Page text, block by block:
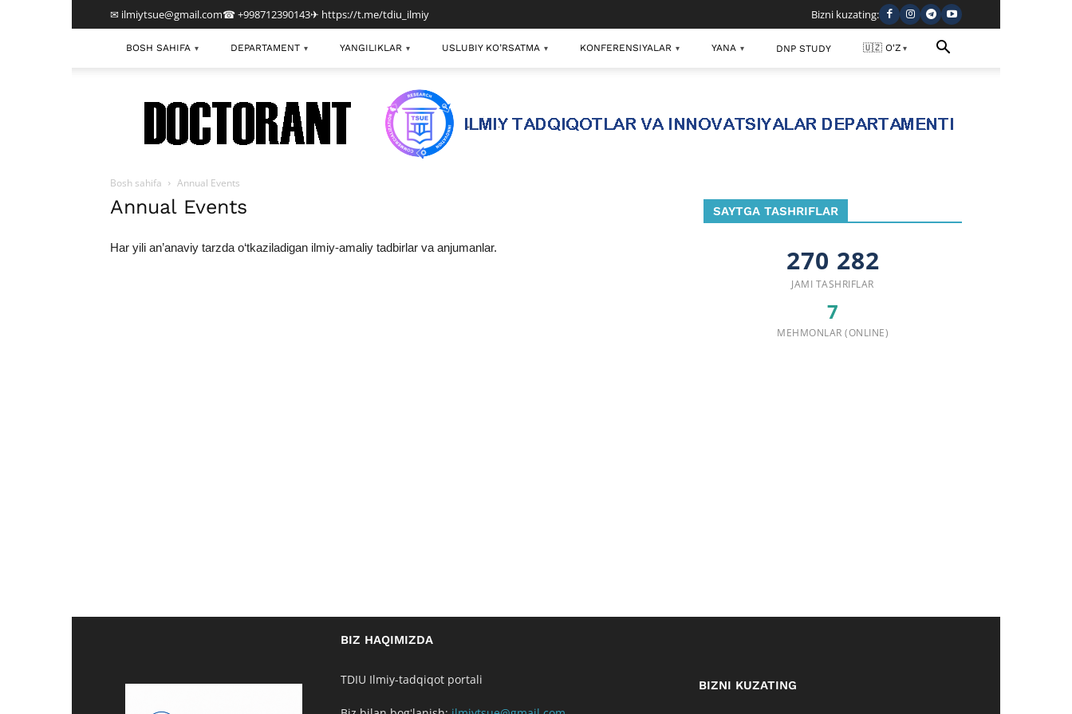
✉ ilmiytsue@gmail.com☎ +998712390143✈ https://t.me/tdiu_ilmiy Bizni kuzating:
BOSH SAHIFA ▾ DEPARTAMENT ▾ YANGILIKLAR ▾ USLUBIY KO’RSATMA ▾ KONFERENSIYALAR ▾ YANA ▾ DNP STUDY 🇺🇿 O'Z ▾
Bosh sahifa Annual Events
Annual Events
Har yili an’anaviy tarzda o‘tkaziladigan ilmiy-amaliy tadbirlar va anjumanlar.
SAYTGA TASHRIFLAR
270 282
JAMI TASHRIFLAR
7
MEHMONLAR (ONLINE)
BIZ HAQIMIZDA
TDIU Ilmiy-tadqiqot portali BIZNI KUZATING